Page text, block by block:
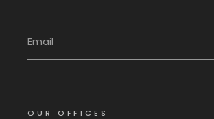
OUR OFFICES